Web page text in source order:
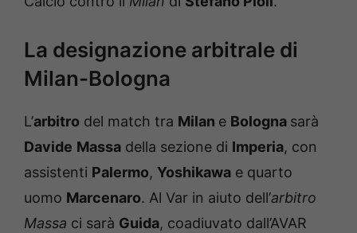
La designazione arbitrale di
Milan-Bologna
L’arbitro del match tra Milan e Bologna sarà
Davide Massa della sezione di Imperia, con
assistenti Palermo, Yoshikawa e quarto
uomo Marcenaro. Al Var in aiuto dell’arbitro
Massa ci sarà Guida, coadiuvato dall’AVAR